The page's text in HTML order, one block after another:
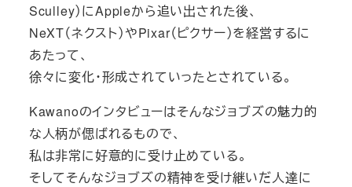
Sculley）にAppleから追い出された後、
NeXT（ネクスト）やPixar（ピクサー）を経営するに
あたって、
徐々に変化・形成されていったとされている。
Kawanoのインタビューはそんなジョブズの魅力的
な人柄が偲ばれるもので、
私は非常に好意的に受け止めている。
そしてそんなジョブズの精神を受け継いだ人達に